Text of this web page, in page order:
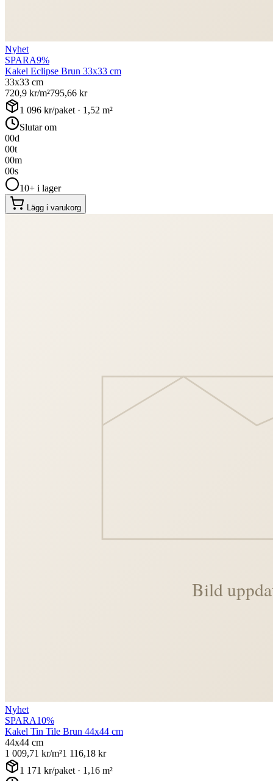
Nyhet
SPARA9%
Kakel Eclipse Brun 33x33 cm
33x33 cm
720,9 kr/m²795,66 kr
1 096 kr/paket · 1,52 m²
Slutar om
00d
00t
00m
00s
10+ i lager
Lägg i varukorg
Nyhet
SPARA10%
Kakel Tin Tile Brun 44x44 cm
44x44 cm
1 009,71 kr/m²1 116,18 kr
1 171 kr/paket · 1,16 m²